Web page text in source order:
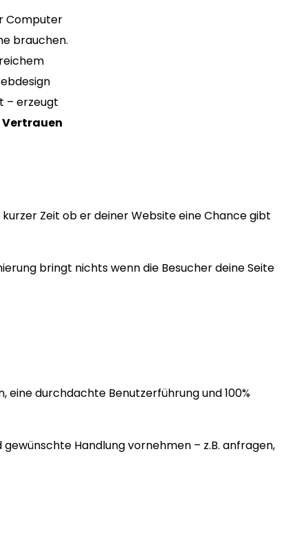
Computer
brauchen.
– erzeugt
Vertrauen
Zeit ob er deiner Website eine Chance gibt
bringt nichts wenn die Besucher deine Seite
durchdachte Benutzerführung und 100%
Handlung vornehmen – z.B. anfragen,